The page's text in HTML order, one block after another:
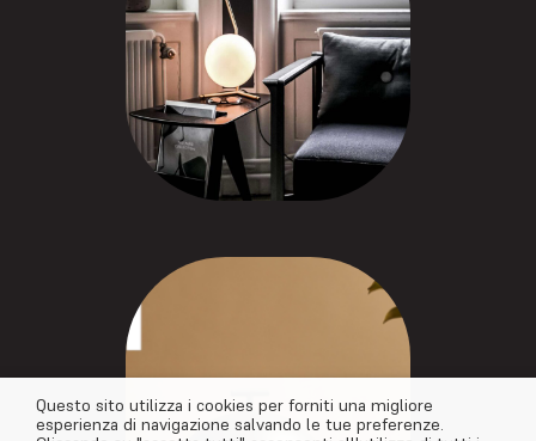
Questo sito utilizza i cookies per forniti una migliore
esperienza di navigazione salvando le tue preferenze.